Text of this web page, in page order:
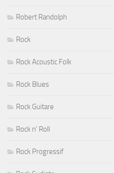
Robert Randolph
Rock
Rock Acoustic Folk
Rock Blues
Rock Guitare
Rock n' Roll
Rock Progressif